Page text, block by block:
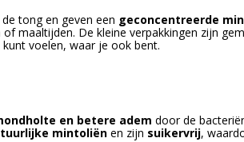
tong en geven een geconcentreerde
maaltijden. De kleine verpakkingen zijn
voelen, waar je ook bent.
en betere adem door de
mintoliënen zijn suikervrij,